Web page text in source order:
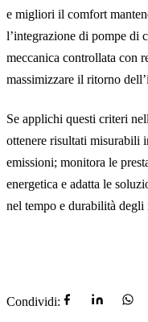
e migliori il comfort
l’integrazione di pompe di
meccanica controllata con
massimizzare il ritorno
Se applichi questi criteri
ottenere risultati misurabili
emissioni; monitora le
energetica e adatta le
nel tempo e durabilità degli
Condividi: